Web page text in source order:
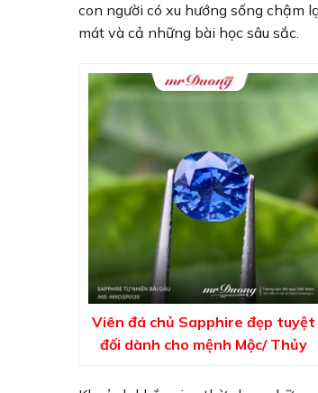
con người có xu hướng sống chậm
mát và cả những bài học sâu sắc.
Viên đá chủ Sapphire đẹp tuyệt
đối dành cho mệnh Mộc/ Thủy